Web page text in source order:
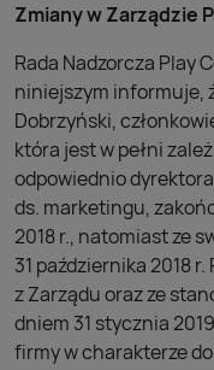
Zmiany w Zarządzie
Rada Nadzorcza Play
niniejszym informuje,
Dobrzyński,
która jest w pełni
odpowiednio
ds. marketingu,
2018 r., natomiast ze
31 października 2018
z Zarządu oraz ze
dniem 31 stycznia
firmy w charakterze